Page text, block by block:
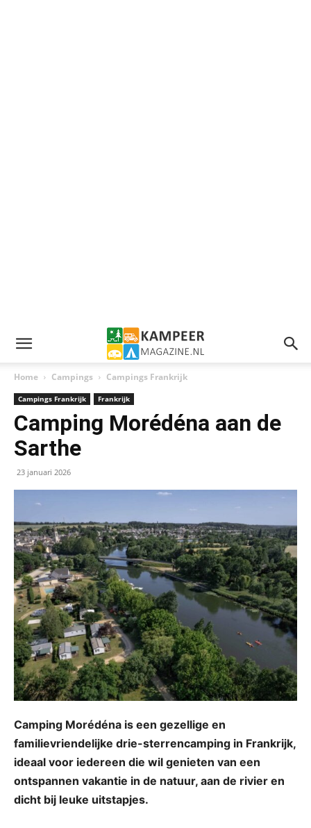
Home Campings Campings Frankrijk
Campings Frankrijk Frankrijk
Camping Morédéna aan de
Sarthe
23 januari 2026
Camping Morédéna is een gezellige en
familievriendelijke drie-sterrencamping in Frankrijk,
ideaal voor iedereen die wil genieten van een
ontspannen vakantie in de natuur, aan de rivier en
dicht bij leuke uitstapjes.